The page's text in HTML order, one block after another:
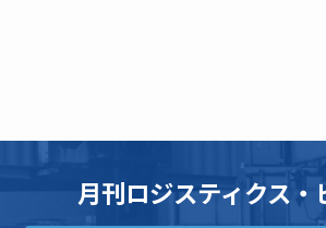
月刊ロジスティクス・